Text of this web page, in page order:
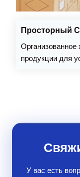
Просторный
Организованное
продукции для
У вас есть